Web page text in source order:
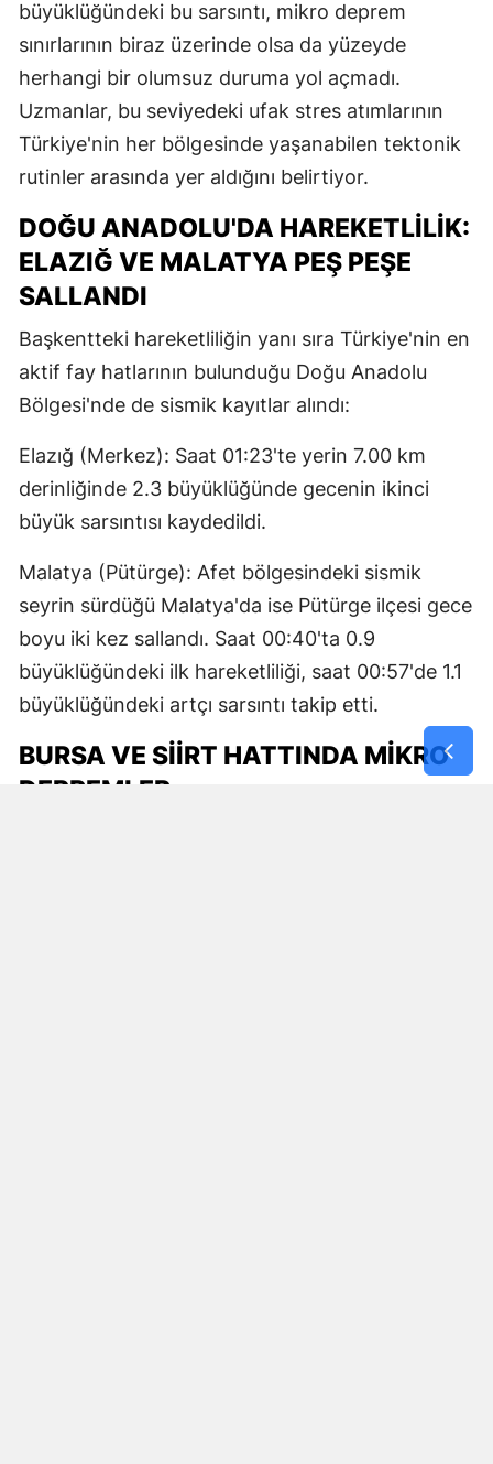
büyüklüğündeki bu sarsıntı, mikro deprem
sınırlarının biraz üzerinde olsa da yüzeyde
herhangi bir olumsuz duruma yol açmadı.
Uzmanlar, bu seviyedeki ufak stres atımlarının
Türkiye'nin her bölgesinde yaşanabilen tektonik
rutinler arasında yer aldığını belirtiyor.
DOĞU ANADOLU'DA HAREKETLILIK:
ELAZIĞ VE MALATYA PEŞ PEŞE
SALLANDI
Başkentteki hareketliliğin yanı sıra Türkiye'nin en
aktif fay hatlarının bulunduğu Doğu Anadolu
Bölgesi'nde de sismik kayıtlar alındı:
Elazığ (Merkez): Saat 01:23'te yerin 7.00 km
derinliğinde 2.3 büyüklüğünde gecenin ikinci
büyük sarsıntısı kaydedildi.
Malatya (Pütürge): Afet bölgesindeki sismik
seyrin sürdüğü Malatya'da ise Pütürge ilçesi gece
boyu iki kez sallandı. Saat 00:40'ta 0.9
büyüklüğündeki ilk hareketliliği, saat 00:57'de 1.1
büyüklüğündeki artçı sarsıntı takip etti.
BURSA VE SIIRT HATTINDA MIKRO
DEPREMLER